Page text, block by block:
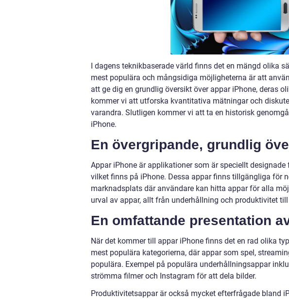
I dagens teknikbaserade värld finns det en mängd olika
mest populära och mångsidiga möjligheterna är att
att ge dig en grundlig översikt över appar iPhone, deras
kommer vi att utforska kvantitativa mätningar och
varandra. Slutligen kommer vi att ta en historisk
iPhone.
En övergripande, grundlig
Appar iPhone är applikationer som är speciellt designade
vilket finns på iPhone. Dessa appar finns tillgängliga för
marknadsplats där användare kan hitta appar för alla
urval av appar, allt från underhållning och produktivitet
En omfattande presentation
När det kommer till appar iPhone finns det en rad olika
mest populära kategorierna, där appar som spel,
populära. Exempel på populära underhållningsappar
strömma filmer och Instagram för att dela bilder.
Produktivitetsappar är också mycket efterfrågade bland